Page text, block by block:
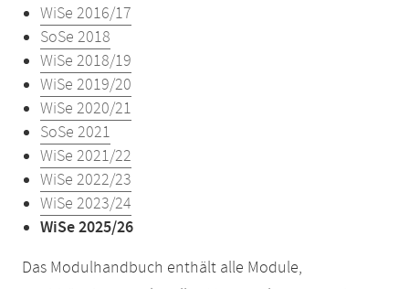
WiSe 2016/17
SoSe 2018
WiSe 2018/19
WiSe 2019/20
WiSe 2020/21
SoSe 2021
WiSe 2021/22
WiSe 2022/23
WiSe 2023/24
WiSe 2025/26
Das Modulhandbuch enthält alle Module,